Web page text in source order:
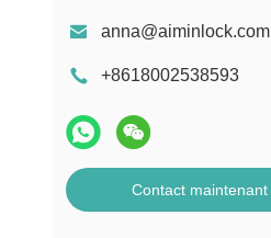
anna@aiminlock.com
+8618002538593
Contact maintenant